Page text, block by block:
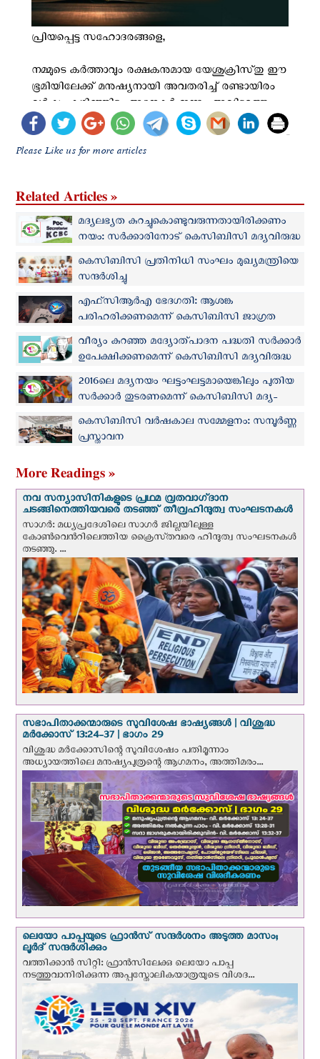
Please Like us for more articles
Related Articles »
മദ്യലഭ്യത കുറച്ചുകൊണ്ടുവരുന്നതായിരിക്കണം
നയം: സര്‍ക്കാരിനോട് കെസിബിസി മദ്യവിരുദ്ധ
സമിതി
കെസിബിസി പ്രതിനിധി സംഘം മുഖ്യമന്ത്രിയെ
സന്ദർശിച്ചു
എഫ്‌സിആർഎ ഭേദഗതി: ആശങ്ക
പരിഹരിക്കണമെന്ന് കെസിബിസി ജാഗ്രത
കമ്മീഷൻ
വീര്യം കുറഞ്ഞ മദ്യോത്പാദന പദ്ധതി സർക്കാർ
ഉപേക്ഷിക്കണമെന്ന് കെസിബിസി മദ്യവിരുദ്ധ
സമിതി
2016ലെ മദ്യനയം ഘട്ടംഘട്ടമായെങ്കിലും പുതിയ
സർക്കാർ തുടരണമെന്ന് കെസിബിസി മദ്യ-
ലഹരി വിരുദ്ധ സമിതി
കെസിബിസി വര്‍ഷകാല സമ്മേളനം: സമ്പൂര്‍ണ്ണ
പ്രസ്താവന
More Readings »
നവ സന്യാസിനികളുടെ പ്രഥമ വ്രതവാഗ്‌ദാന
ചടങ്ങിനെത്തിയവരെ തടഞ്ഞ് തീവ്രഹിന്ദുത്വ സംഘടനകള്‍
സാഗർ: മധ്യപ്രദേശിലെ സാഗർ ജില്ലയിലുള്ള
കോൺവെന്‍റിലെത്തിയ ക്രൈസ്‌തവരെ ഹിന്ദുത്വ സംഘടനകൾ
തടഞ്ഞു. ...
സഭാപിതാക്കന്മാരുടെ സുവിശേഷ ഭാഷ്യങ്ങള്‍ | വിശുദ്ധ
മര്‍ക്കോസ് 13:24-37 | ഭാഗം 29
വിശുദ്ധ മര്‍ക്കോസിന്റെ സുവിശേഷം പതിമൂന്നാം
അധ്യായത്തിലെ മനുഷ്യപുത്രന്റെ ആഗമനം, അത്തിമരം...
ലെയോ പാപ്പയുടെ ഫ്രാന്‍സ് സന്ദര്‍ശനം അടുത്ത മാസം;
ലൂര്‍ദ് സന്ദര്‍ശിക്കും
വത്തിക്കാന്‍ സിറ്റി: ഫ്രാൻസിലേക്കു ലെയോ പാപ്പ
നടത്തുവാനിരിക്കുന്ന അപ്പസ്തോലികയാത്രയുടെ വിശദ...